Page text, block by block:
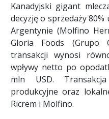
Kanadyjski gigant
decyzję o sprzedaży 80%
Argentynie (Molfino
Gloria Foods (Grupo
transakcji wynosi
wpływy netto po
mln USD.
produkcyjne oraz
Ricrem i Molfino.